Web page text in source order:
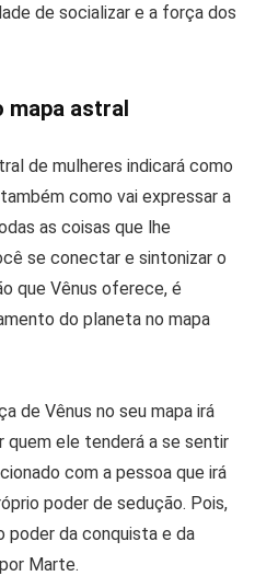
de socializar e a força dos
mapa astral
de mulheres indicará como
como vai expressar a
as coisas que lhe
se conectar e sintonizar o
que Vênus oferece, é
do planeta no mapa
de Vênus no seu mapa irá
ele tenderá a se sentir
com a pessoa que irá
poder de sedução. Pois,
poder da conquista e da
Marte.